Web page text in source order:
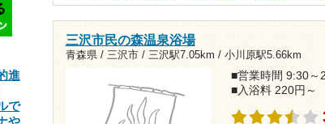
三沢市民の森温泉浴場
青森県 / 三沢市 / 三沢駅7.05km / 小川原駅5.66km
■営業時間 9:30～
■入浴料 220円～
進
で